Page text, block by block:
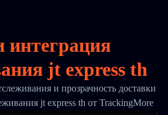
интеграция
jt express th
и прозрачность доставки
jt express th от TrackingMore